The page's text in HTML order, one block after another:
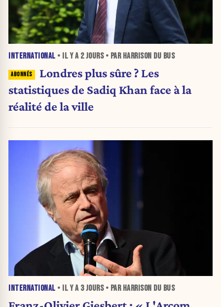
INTERNATIONAL • IL Y A 2 JOURS• PAR HARRISON DU BUS
Londres plus sûre ? Les
statistiques de Sadiq Khan face à la
réalité de la ville
INTERNATIONAL • IL Y A 3 JOURS• PAR HARRISON DU BUS